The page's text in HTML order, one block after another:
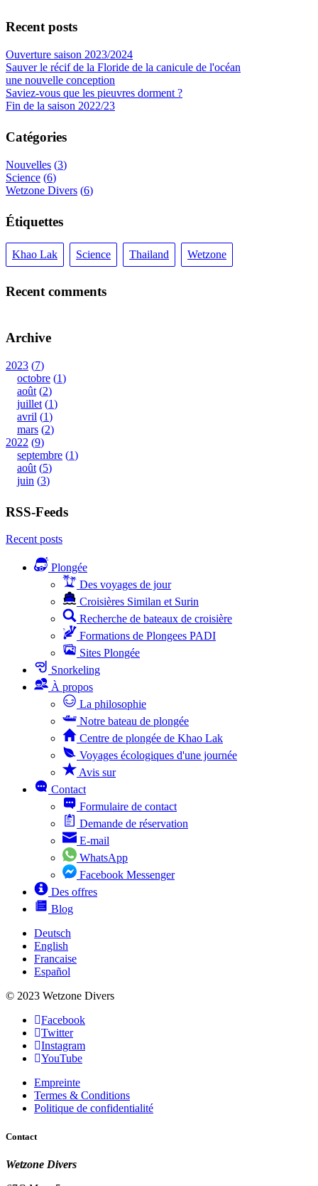
Recent posts
Ouverture saison 2023/2024
Sauver le récif de la Floride de la canicule de l'océan
une nouvelle conception
Saviez-vous que les pieuvres dorment ?
Fin de la saison 2022/23
Catégories
Nouvelles 3
Science 6
Wetzone Divers 6
Étiquettes
Khao Lak Science Thailand Wetzone
Recent comments
Archive
2023 7
octobre 1
août 2
juillet 1
avril
1
mars 2
2022 9
septembre 1
août 5
juin 3
RSS-Feeds
Recent posts
Plongée
Des voyages de jour
Croisières Similan et Surin
Recherche de bateaux de croisière
Formations de Plongees PADI
Sites Plongée
Snorkeling
À propos
La philosophie
Notre bateau de plongée
Centre de plongée de Khao Lak
Voyages écologiques d'une journée
Avis sur
Contact
Formulaire de contact
Demande de réservation
E-mail
WhatsApp
Facebook Messenger
Des offres
Blog
Deutsch
English
Francaise
Español
© 2023 Wetzone Divers
Facebook
Twitter
Instagram
YouTube
Empreinte
Termes & Conditions
Politique de confidentialité
Contact
Wetzone Divers